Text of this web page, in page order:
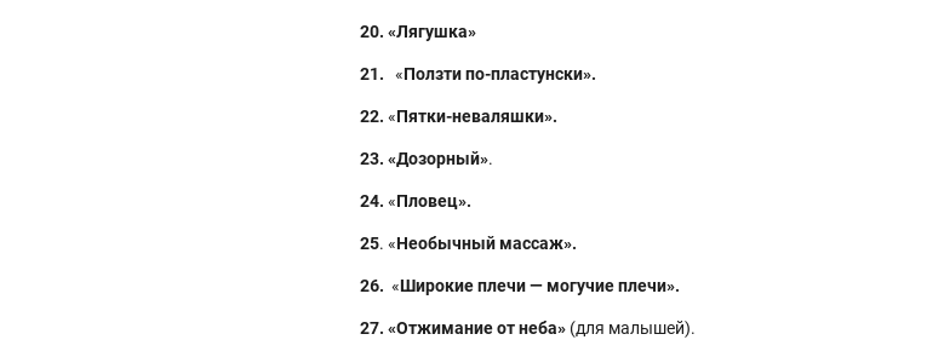
20. «Лягушка»
21. «Ползти по-пластунски».
22. «Пятки-неваляшки».
23. «Дозорный».
24. «Пловец».
25. «Необычный массаж».
26. «Широкие плечи — могучие плечи».
27. «Отжимание от неба» (для малышей).